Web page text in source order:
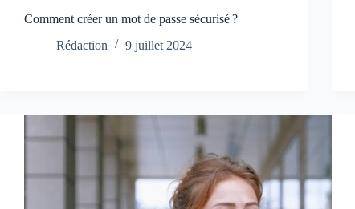
Comment créer un mot de passe sécurisé ?
Rédaction
9 juillet 2024